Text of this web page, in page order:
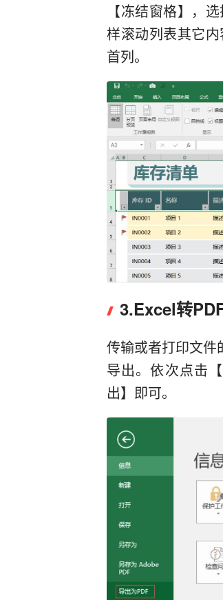
【冻结窗格】，
样滚动列表其它
首列。
3.Excel转
传输或者打印文件
导出。依次点击
出】即可。